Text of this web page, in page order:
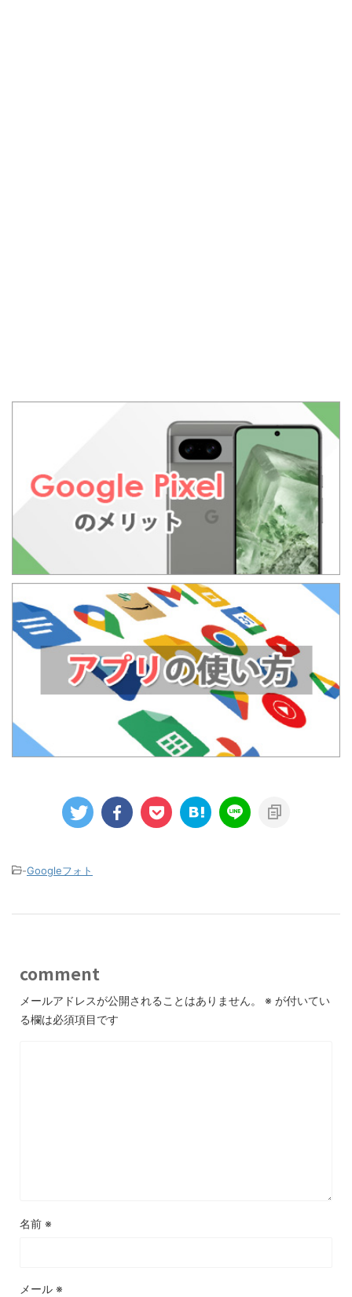
-Googleフォト
comment
メールアドレスが公開されることはありません。 ※ が付いてい
る欄は必須項目です
名前 ※
メール ※